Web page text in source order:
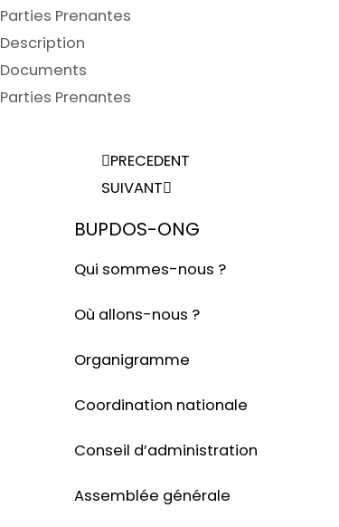
Parties Prenantes
Description
Documents
Parties Prenantes
PRECEDENT
SUIVANT
BUPDOS-ONG
Qui sommes-nous ?
Où allons-nous ?
Organigramme
Coordination nationale
Conseil d’administration
Assemblée générale